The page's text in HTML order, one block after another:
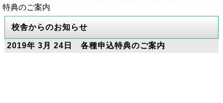
特典のご案内
校舎からのお知らせ
2019年 3月 24日 各種申込特典のご案内